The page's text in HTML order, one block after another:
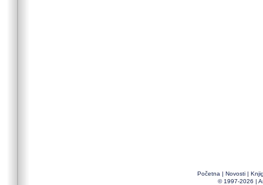
Početna | Novosti |
© 1997-2026 |